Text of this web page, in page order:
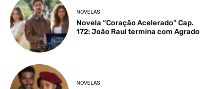
NOVELAS
Novela “Coração Acelerado” Cap.
172: João Raul termina com Agrado
NOVELAS